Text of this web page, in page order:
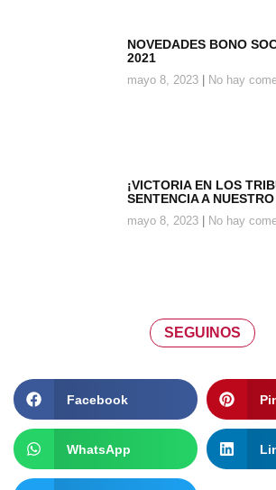
NOVEDADES BONO
2021
mayo 8, 2023 No hay
¡VICTORIA EN LOS
SENTENCIA A
mayo 8, 2023 No hay
SEGUINOS
Facebook
WhatsApp